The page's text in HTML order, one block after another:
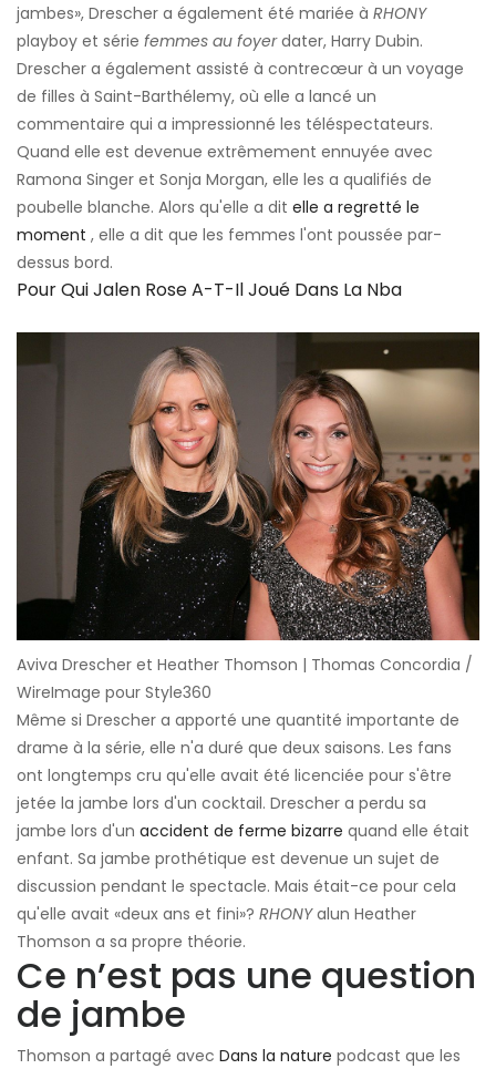
jambes», Drescher a également été mariée à RHONY
playboy et série femmes au foyerdater, Harry Dubin.
Drescher a également assisté à contrecœur à un voyage
de filles à Saint-Barthélemy, où elle a lancé un
commentaire qui a impressionné les téléspectateurs.
Quand elle est devenue extrêmement ennuyée avec
Ramona Singer et Sonja Morgan, elle les a qualifiés de
poubelle blanche. Alors qu'elle a dit elle a regretté le
moment , elle a dit que les femmes l'ont poussée par-
dessus bord.
Pour Qui Jalen Rose A-T-Il Joué Dans La Nba
Aviva Drescher et Heather Thomson | Thomas Concordia /
WireImage pour Style360
Même si Drescher a apporté une quantité importante de
drame à la série, elle n'a duré que deux saisons. Les fans
ont longtemps cru qu'elle avait été licenciée pour s'être
jetée la jambe lors d'un cocktail. Drescher a perdu sa
jambe lors d'un accident de ferme bizarre quand elle était
enfant. Sa jambe prothétique est devenue un sujet de
discussion pendant le spectacle. Mais était-ce pour cela
qu'elle avait «deux ans et fini»? RHONYalun Heather
Thomson a sa propre théorie.
Ce n’est pas une question
de jambe
Thomson a partagé avec Dans la nature podcast que les